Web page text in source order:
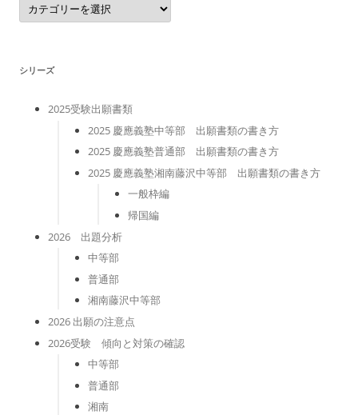
テ
ゴ
シリーズ
2025受験出願書類
2025 慶應義塾中等部 出願書類の書き方
2025 慶應義塾普通部 出願書類の書き方
2025 慶應義塾湘南藤沢中等部 出願書類の書き方
一般枠編
帰国編
2026 出題分析
中等部
普通部
湘南藤沢中等部
2026 出願の注意点
2026受験 傾向と対策の確認
中等部
普通部
湘南